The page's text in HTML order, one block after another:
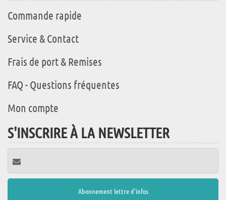
Commande rapide
Service & Contact
Frais de port & Remises
FAQ - Questions fréquentes
Mon compte
S'INSCRIRE À LA NEWSLETTER